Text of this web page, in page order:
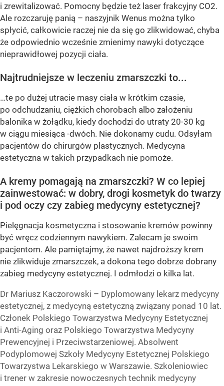
i zrewitalizować. Pomocny będzie też laser frakcyjny CO2.
Ale rozczaruję panią – naszyjnik Wenus można tylko
spłycić, całkowicie raczej nie da się go zlikwidować, chyba
że odpowiednio wcześnie zmienimy nawyki dotyczące
nieprawidłowej pozycji ciała.
Najtrudniejsze w leczeniu zmarszczki to...
…te po dużej utracie masy ciała w krótkim czasie,
po odchudzaniu, ciężkich chorobach albo założeniu
balonika w żołądku, kiedy dochodzi do utraty 20-30 kg
w ciągu miesiąca -dwóch. Nie dokonamy cudu. Odsyłam
pacjentów do chirurgów plastycznych. Medycyna
estetyczna w takich przypadkach nie pomoże.
A kremy pomagają na zmarszczki? W co lepiej
zainwestować: w dobry, drogi kosmetyk do twarzy
i pod oczy czy zabieg medycyny estetycznej?
Pielęgnacja kosmetyczna i stosowanie kremów powinny
być wręcz codziennym nawykiem. Zalecam je swoim
pacjentom. Ale pamiętajmy, że nawet najdroższy krem
nie zlikwiduje zmarszczek, a dokona tego dobrze dobrany
zabieg medycyny estetycznej. I odmłodzi o kilka lat.
Dr Mariusz Kaczorowski – Dyplomowany lekarz medycyny
estetycznej, z medycyną estetyczną związany ponad 10 lat.
Członek Polskiego Towarzystwa Medycyny Estetycznej
i Anti-Aging oraz Polskiego Towarzystwa Medycyny
Prewencyjnej i Przeciwstarzeniowej. Absolwent
Podyplomowej Szkoły Medycyny Estetycznej Polskiego
Towarzystwa Lekarskiego w Warszawie. Szkoleniowiec
i trener w zakresie nowoczesnych technik medycyny